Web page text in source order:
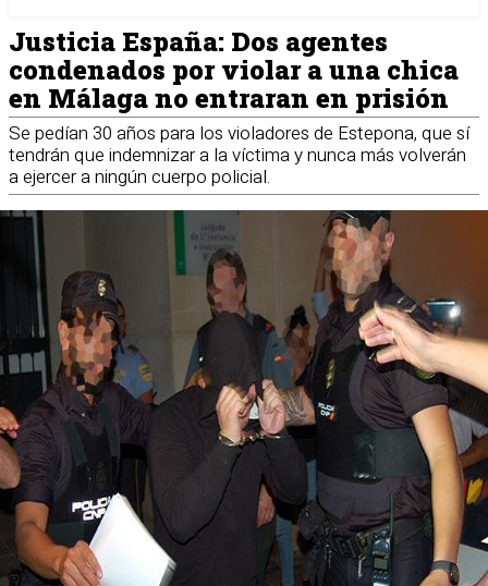
Justicia España: Dos agentes
condenados por violar a una chica
en Málaga no entraran en prisión
Se pedían 30 años para los violadores de Estepona, que sí
tendrán que indemnizar a la víctima y nunca más volverán
a ejercer a ningún cuerpo policial.